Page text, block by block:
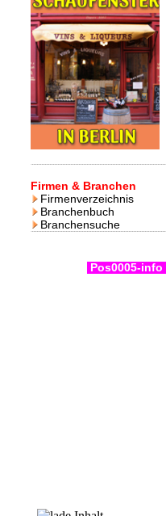
Firmen & Branchen
Firmenverzeichnis
Branchenbuch
Branchensuche
Pos0005-info